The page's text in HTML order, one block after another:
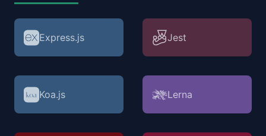
Express.js Jest
Koa.js Lerna